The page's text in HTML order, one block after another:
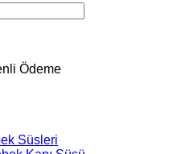
Süsleri